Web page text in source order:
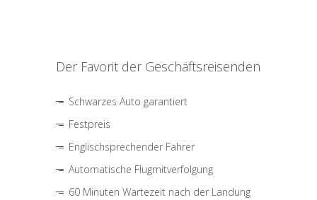
Der Favorit der Geschäftsreisenden
Schwarzes Auto garantiert
Festpreis
Englischsprechender Fahrer
Automatische Flugmitverfolgung
60 Minuten Wartezeit nach der Landung